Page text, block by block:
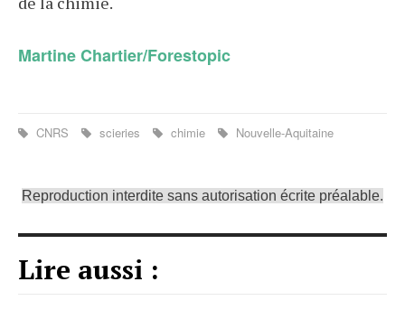
Martine Chartier/Forestopic
CNRS scieries chimie Nouvelle-Aquitaine
Reproduction interdite sans autorisation écrite préalable.
Lire aussi :